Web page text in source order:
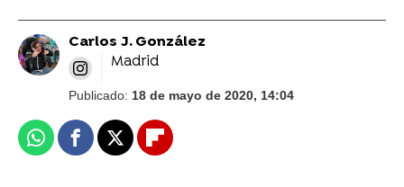
Carlos J. González
Madrid
Publicado: 18 de mayo de 2020, 14:04
WhatsappFacebook
X Flipboard